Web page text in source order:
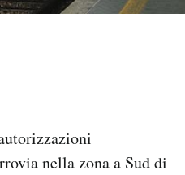
nella zona a Sud di